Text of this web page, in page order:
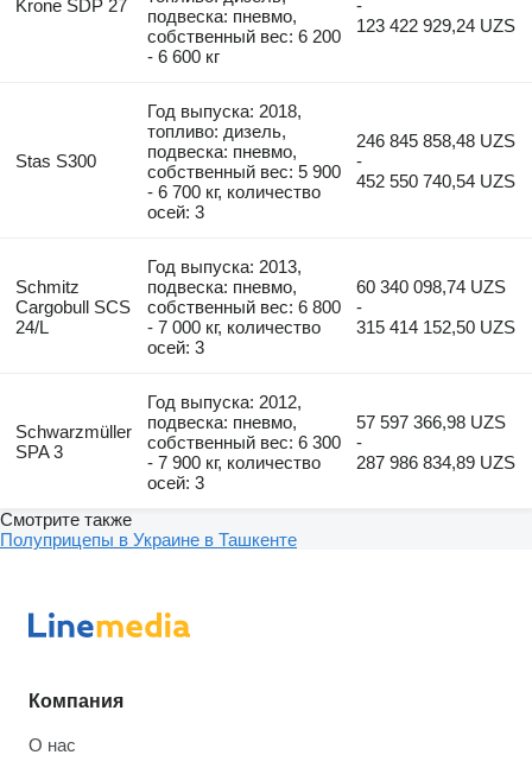
Krone SDP 27
подвеска: пневмо,
собственный вес: 6 200
- 6 600 кг
-
123 422 929,24 UZS
Stas S300
Год выпуска: 2018,
топливо: дизель,
подвеска: пневмо,
собственный вес: 5 900
- 6 700 кг, количество
осей: 3
246 845 858,48 UZS
-
452 550 740,54 UZS
Schmitz
Cargobull SCS
24/L
Год выпуска: 2013,
подвеска: пневмо,
собственный вес: 6 800
- 7 000 кг, количество
осей: 3
60 340 098,74 UZS
-
315 414 152,50 UZS
Schwarzmüller
SPA 3
Год выпуска: 2012,
подвеска: пневмо,
собственный вес: 6 300
- 7 900 кг, количество
осей: 3
57 597 366,98 UZS
-
287 986 834,89 UZS
Смотрите также
Полуприцепы в Украине в Ташкенте
Компания
О нас